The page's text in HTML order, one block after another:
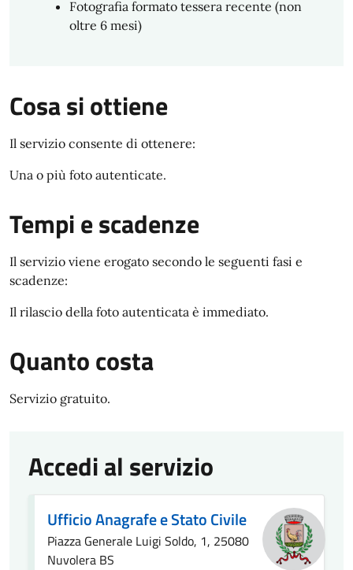
Fotografia formato tessera recente (non
oltre 6 mesi)
Cosa si ottiene
Il servizio consente di ottenere:
Una o più foto autenticate.
Tempi e scadenze
Il servizio viene erogato secondo le seguenti fasi e
scadenze:
Il rilascio della foto autenticata è immediato.
Quanto costa
Servizio gratuito.
Accedi al servizio
Ufficio Anagrafe e Stato Civile
Piazza Generale Luigi Soldo, 1, 25080
Nuvolera BS